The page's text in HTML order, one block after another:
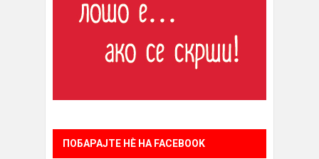
ПОБАРАЈТЕ НÈ НА FACEBOOK